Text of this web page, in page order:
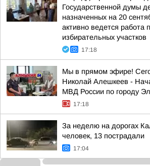
Государственной думы
назначенных на 20
активно ведется работа
избирательных участков
17:18
Мы в прямом эфире!
Николай Алешкеев -
МВД России по городу
17:18
За неделю на дорогах
человек, 13 пострадали
17:04